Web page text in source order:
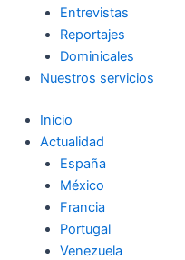
Entrevistas
Reportajes
Dominicales
Nuestros servicios
Inicio
Actualidad
España
México
Francia
Portugal
Venezuela